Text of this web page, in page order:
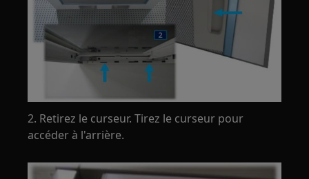
2. Retirez le curseur. Tirez le curseur pour
accéder à l'arrière.